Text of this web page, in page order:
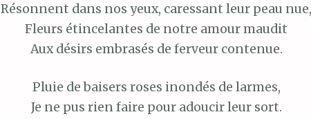
Résonnent dans nos yeux, caressant leur peau nue,
Fleurs étincelantes de notre amour maudit
Aux désirs embrasés de ferveur contenue.
Pluie de baisers roses inondés de larmes,
Je ne pus rien faire pour adoucir leur sort.